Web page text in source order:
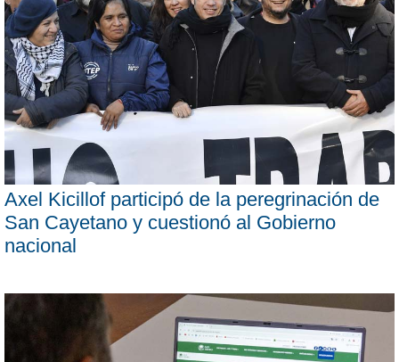
Axel Kicillof participó de la peregrinación de
San Cayetano y cuestionó al Gobierno
nacional